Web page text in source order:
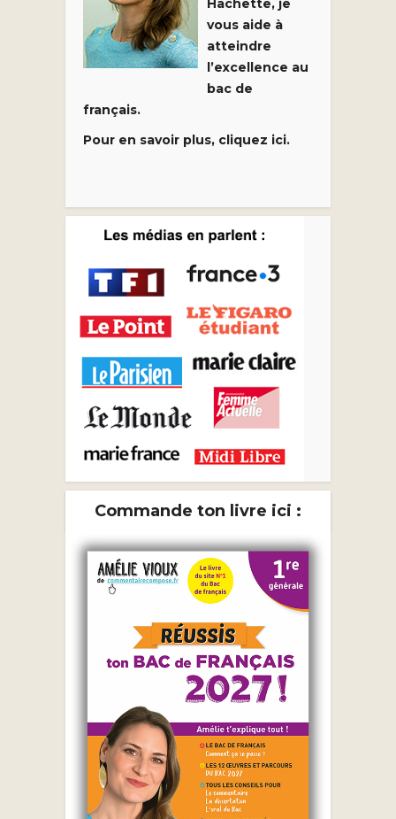
Hachette, je
vous aide à
atteindre
l’excellence au
bac de
français.
Pour en savoir plus, cliquez ici.
Commande ton livre ici :